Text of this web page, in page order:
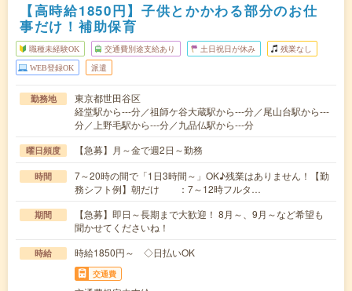
【高時給1850円】子供とかかわる部分のお仕
事だけ！補助保育
職種未経験OK 交通費別途支給あり 土日祝日が休み 残業なし
WEB登録OK 派遣
勤務地
東京都世田谷区
経堂駅から---分／祖師ケ谷大蔵駅から---分／尾山台駅から---
分／上野毛駅から---分／九品仏駅から---分
曜日頻度 【急募】月～金で週2日～勤務
時間
7～20時の間で「1日3時間～」OK♪残業はありません！【勤
務シフト例】朝だけ ：7～12時フルタ…
期間
【急募】即日～長期まで大歓迎！ 8月～、9月～など希望も
聞かせてくださいね！
時給 時給1850円～ ◇日払いOK
交通費